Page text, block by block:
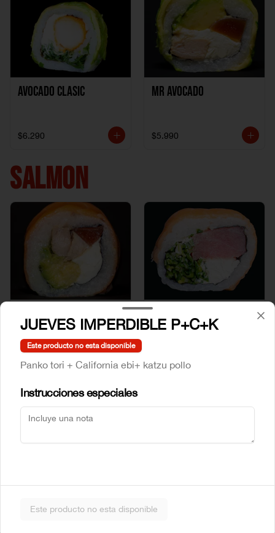
Avocado clasic
$6.290
Mr Avocado
$5.990
SALMON
Sake Atun
JUEVES IMPERDIBLE P+C+K
Este producto no esta disponible
Panko tori + California ebi+ katzu pollo
Instrucciones especiales
Este producto no esta disponible